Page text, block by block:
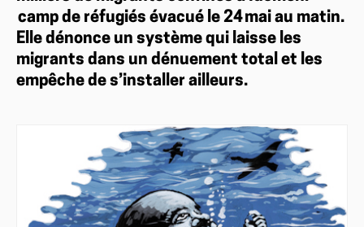
camp de réfugiés évacué le 24 mai au matin.
Elle dénonce un système qui laisse les
migrants dans un dénuement total et les
empêche de s’installer ailleurs.